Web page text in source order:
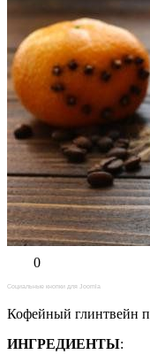
0
Социальные кнопки для Joomla
Кофейный глинтвейн
ИНГРЕДИЕНТЫ: